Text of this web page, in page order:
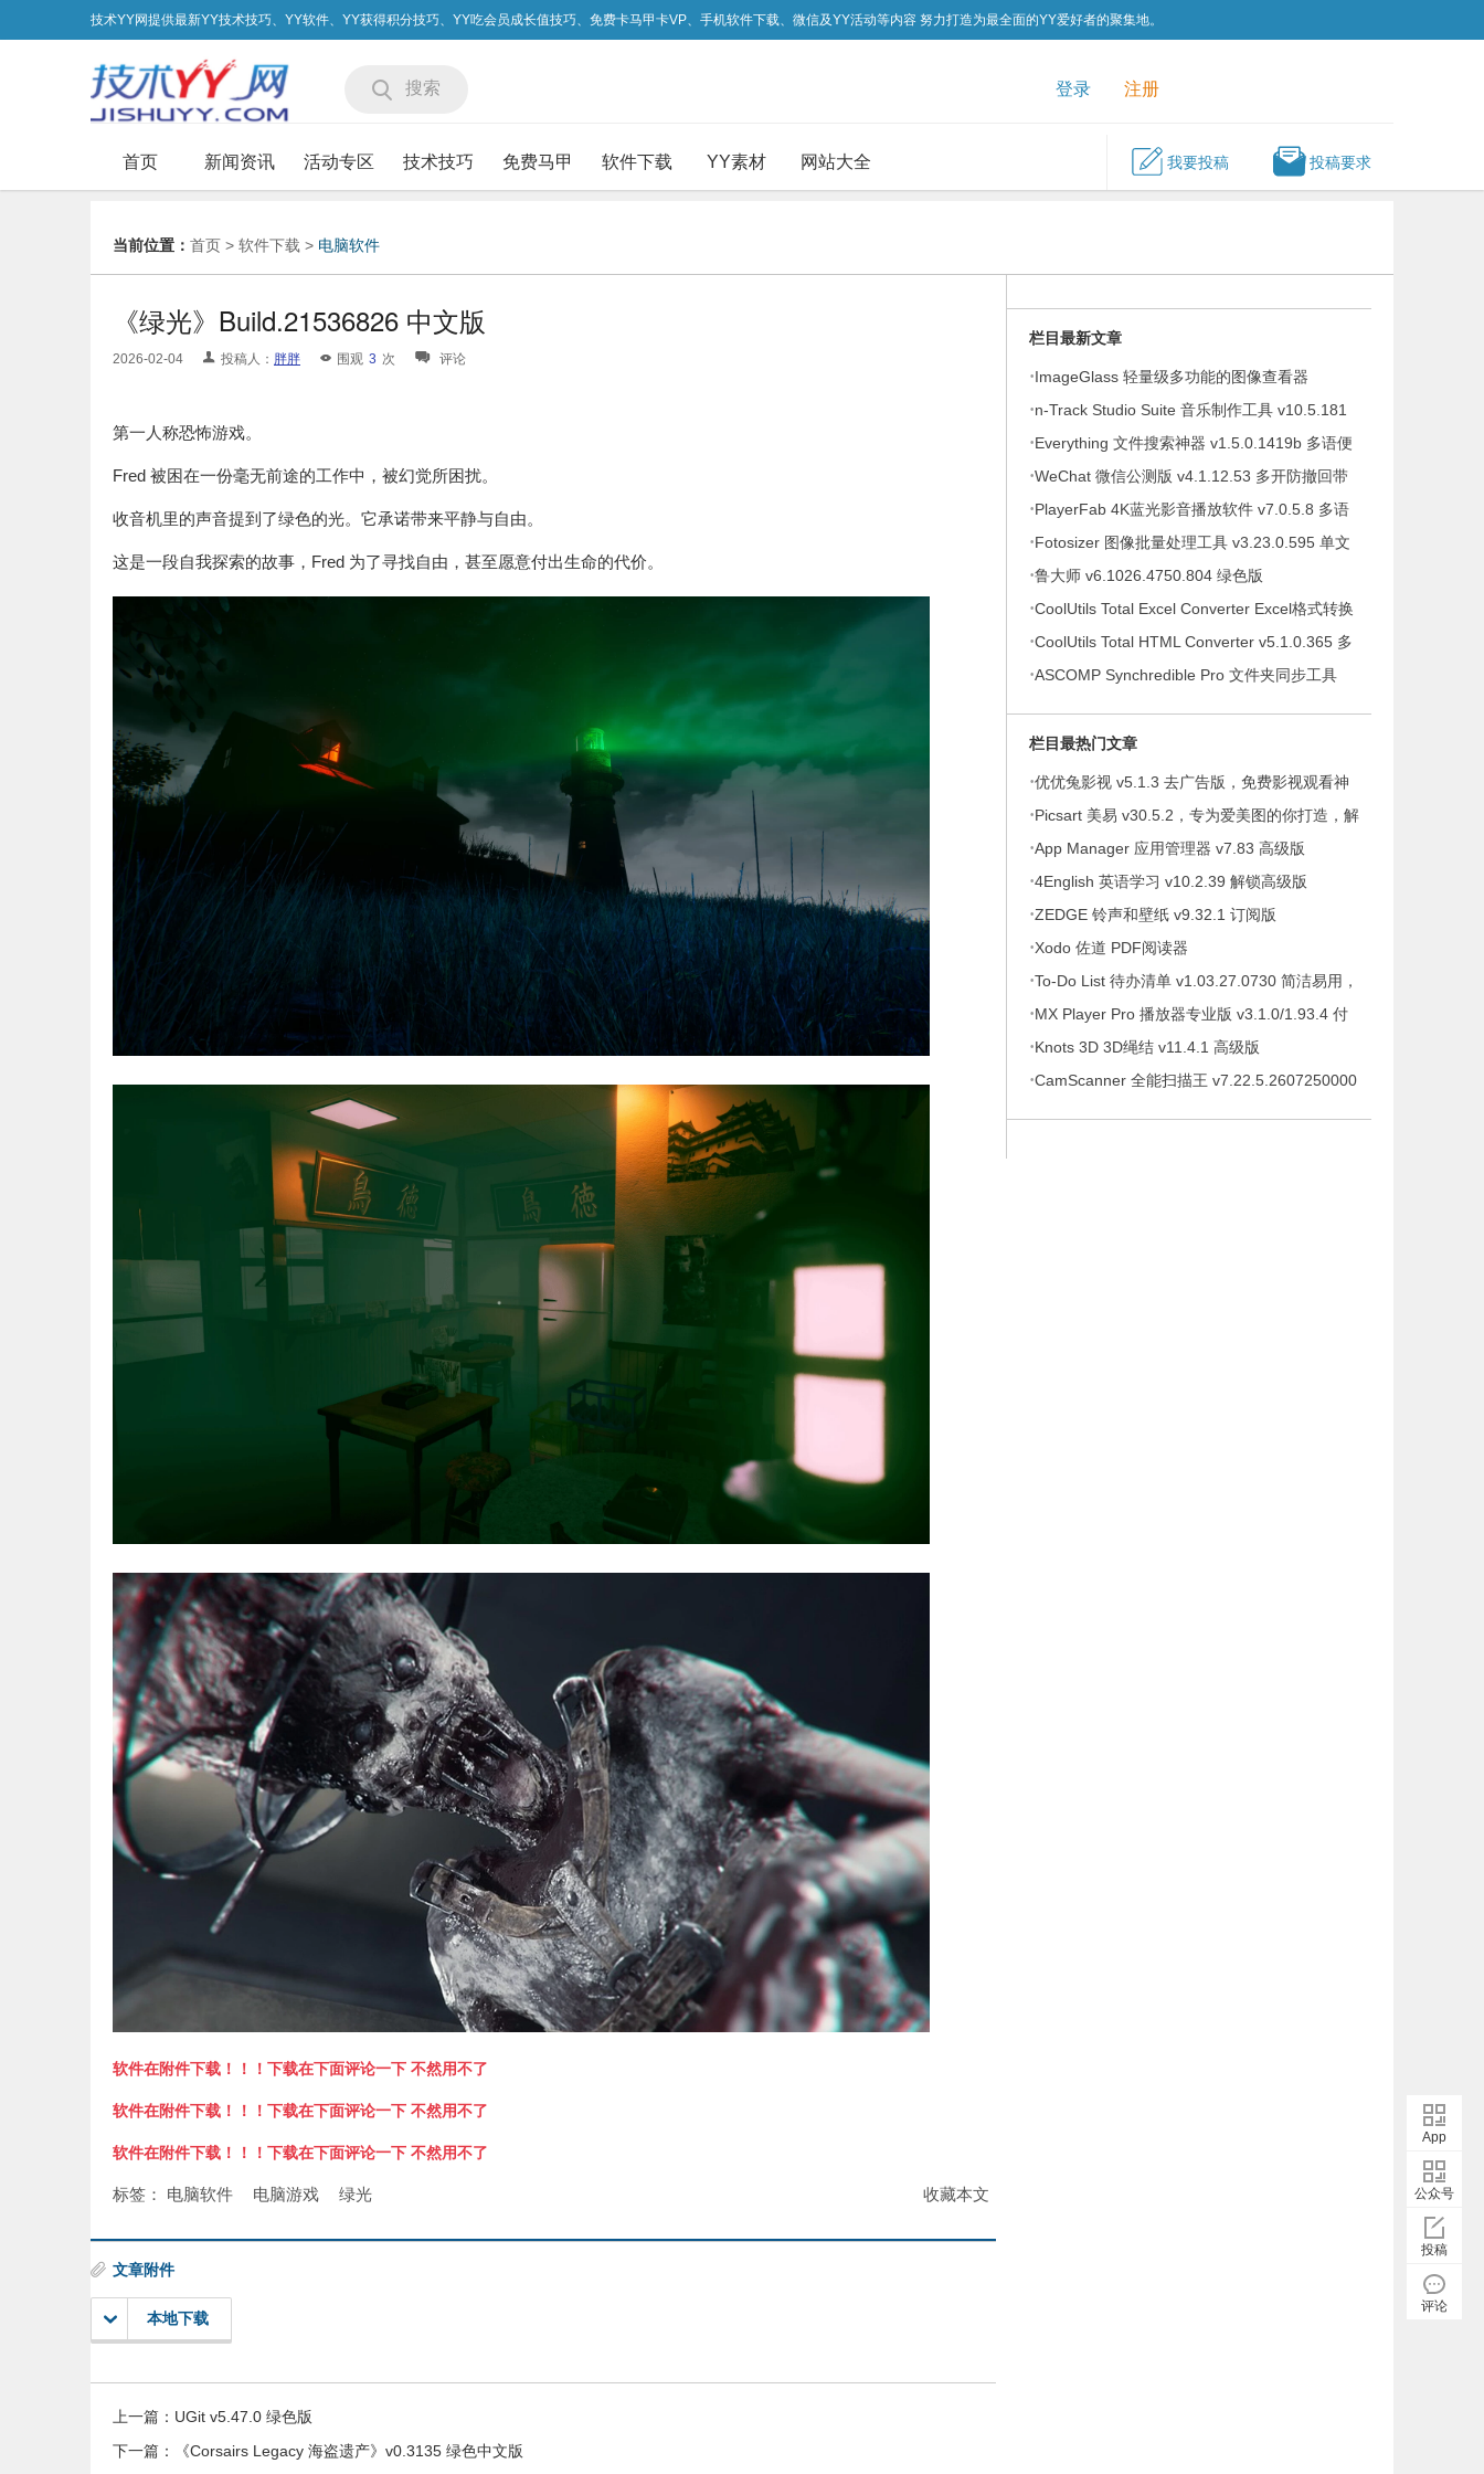
技术YY网提供最新YY技术技巧、YY软件、YY获得积分技巧、YY吃会员成长值技巧、免费卡马甲卡VP、手机软件下载、微信及YY活动等内容 努力打造为最全面的YY爱好者的聚集地。
搜索 登录 注册
首页 新闻资讯 活动专区 技术技巧 免费马甲 软件下载 YY素材 网站大全 我要投稿 投稿要求
当前位置： 首页 > 软件下载 > 电脑软件
《绿光》Build.21536826 中文版
2026-02-04 投稿人： 胖胖 围观 3 次 评论
第一人称恐怖游戏。
Fred 被困在一份毫无前途的工作中，被幻觉所困扰。
收音机里的声音提到了绿色的光。它承诺带来平静与自由。
这是一段自我探索的故事，Fred 为了寻找自由，甚至愿意付出生命的代价。
软件在附件下载！！！下载在下面评论一下 不然用不了
软件在附件下载！！！下载在下面评论一下 不然用不了
软件在附件下载！！！下载在下面评论一下 不然用不了
收藏本文
标签： 电脑软件 电脑游戏 绿光
文章附件
本地下载
上一篇： UGit v5.47.0 绿色版
下一篇：
《Corsairs Legacy 海盗遗产》v0.3135 绿色中文版
栏目最新文章
·ImageGlass 轻量级多功能的图像查看器
v9.6.1.807 便携版
·n-Track Studio Suite 音乐制作工具 v10.5.181
·Everything 文件搜索神器 v1.5.0.1419b 多语便
携版
·WeChat 微信公测版 v4.1.12.53 多开防撤回带
提示绿色版
·PlayerFab 4K蓝光影音播放软件 v7.0.5.8 多语
便携版
·Fotosizer 图像批量处理工具 v3.23.0.595 单文
件绿色版
·鲁大师 v6.1026.4750.804 绿色版
·CoolUtils Total Excel Converter Excel格式转换
器 v7.1.0.146 多语便携版
·CoolUtils Total HTML Converter v5.1.0.365 多
语便携版
·ASCOMP Synchredible Pro 文件夹同步工具
栏目最热门文章
·优优兔影视 v5.1.3 去广告版，免费影视观看神
器
·Picsart 美易 v30.5.2，专为爱美图的你打造，解
锁高级版
·App Manager 应用管理器 v7.83 高级版
·4English 英语学习 v10.2.39 解锁高级版
·ZEDGE 铃声和壁纸 v9.32.1 订阅版
·Xodo 佐道 PDF阅读器
·To-Do List 待办清单 v1.03.27.0730 简洁易用，
待办事项、时间管理软件，解锁专业版
·MX Player Pro 播放器专业版 v3.1.0/1.93.4 付
费专业版
·Knots 3D 3D绳结 v11.4.1 高级版
·CamScanner 全能扫描王 v7.22.5.2607250000
App
公众号
投稿
评论